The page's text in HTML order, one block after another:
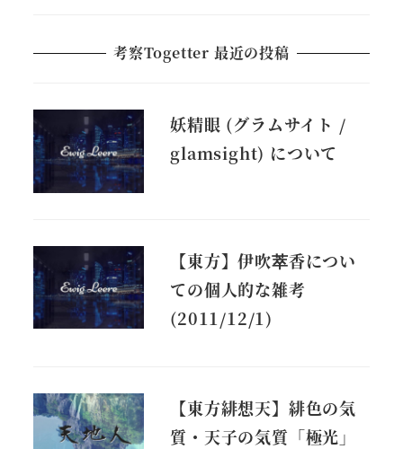
考察Togetter 最近の投稿
妖精眼 (グラムサイト /
glamsight) について
【東方】伊吹萃香につい
ての個人的な雑考
(2011/12/1)
【東方緋想天】緋色の気
質・天子の気質「極光」